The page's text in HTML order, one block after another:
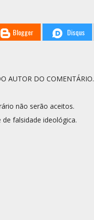
Blogger Disqus
AUTOR DO COMENTÁRIO.
não serão aceitos.
falsidade ideológica.